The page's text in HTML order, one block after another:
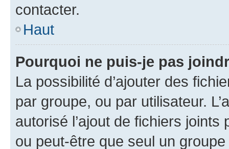
contacter.
Haut
Pourquoi ne puis-je pas
La possibilité d’ajouter des
par groupe, ou par utilisateur.
autorisé l’ajout de fichiers
ou peut-être que seul un